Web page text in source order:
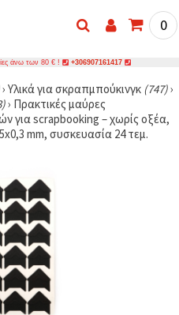
0
άνω των 80 € ! +306907161417
› Υλικά για σκραπμπούκινγκ (747)›
› Πρακτικές μαύρες
για scrapbooking – χωρίς οξέα,
mm, συσκευασία 24 τεμ.